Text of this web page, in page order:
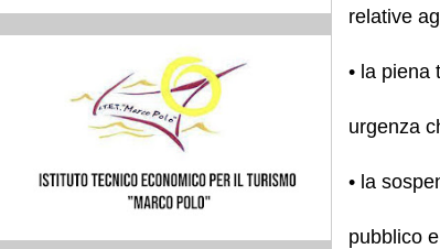
relative
• la piena
urgenza
• la
pubblico